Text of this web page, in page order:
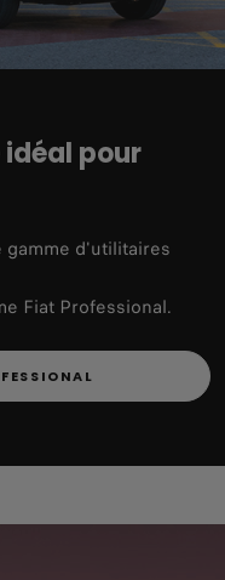
pour
gamme d'utilitaires
Fiat Professional.